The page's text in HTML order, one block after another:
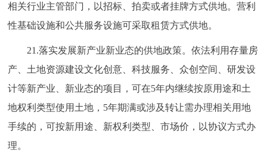
相关行业主管部门，以招标、拍卖或者挂牌方式供地。营利
性基础设施和公共服务设施可采取租赁方式供地。
21.落实发展新产业新业态的供地政策。依法利用存量房
产、土地资源建设文化创意、科技服务、众创空间、研发设
计等新产业、新业态的项目，可在5年内继续按原用途和土
地权利类型使用土地，5年期满或涉及转让需办理相关用地
手续的，可按新用途、新权利类型、市场价，以协议方式办
理。